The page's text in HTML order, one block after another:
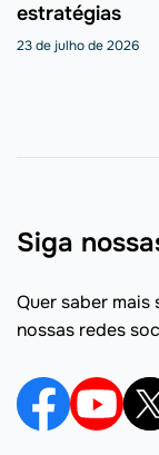
estratégias
23 de julho de 2026
Siga
Quer saber
nossas redes